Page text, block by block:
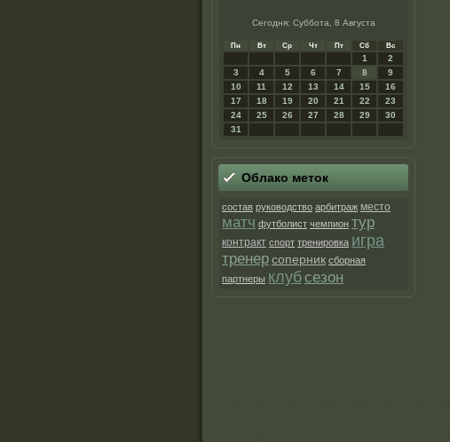
Сегодня: Суббота, 8 Августа
Пн Вт Ср Чт Пт Сб Вс
1
2
3
4 5 6 7 8
9
10
11 12 13 14 15
16
17
18 19 20 21 22
23
24
25 26 27 28 29
30
31
Облако метοк
состав руководство арбитраж место
матч футболист чемпион тур
контракт спорт тренировка игра
тренер соперник сборная
партнеры клубсезон